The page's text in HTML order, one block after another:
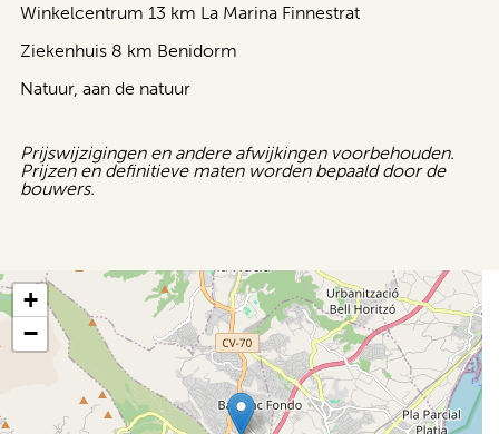
Winkelcentrum 13 km La Marina Finnestrat
Ziekenhuis 8 km Benidorm
Natuur, aan de natuur
Prijswijzigingen en andere afwijkingen voorbehouden.
Prijzen en definitieve maten worden bepaald door de
bouwers.
+
−